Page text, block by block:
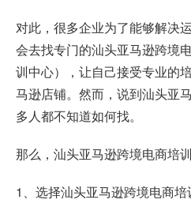
对此，很多企业为了能够解决
会去找专门的汕头亚马逊跨境
训中心），让自己接受专业的
马逊店铺。然而，说到汕头亚
多人都不知道如何找。
那么，汕头亚马逊跨境电商培
1、选择汕头亚马逊跨境电商